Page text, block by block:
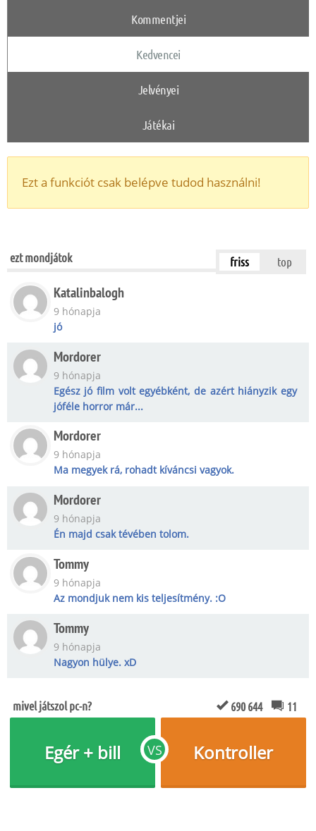
Kommentjei
Kedvencei
Jelvényei
Játékai
Ezt a funkciót csak belépve tudod használni!
ezt mondjátok friss top
Katalinbalogh
9 hónapja
jó
Mordorer
9 hónapja
Egész jó film volt egyébként, de azért hiányzik egy
jóféle horror már...
Mordorer
9 hónapja
Ma megyek rá, rohadt kíváncsi vagyok.
Mordorer
9 hónapja
Én majd csak tévében tolom.
Tommy
9 hónapja
Az mondjuk nem kis teljesítmény. :O
Tommy
9 hónapja
Nagyon hülye. xD
mivel játszol pc-n? 690 644 11
VS
Egér + bill Kontroller